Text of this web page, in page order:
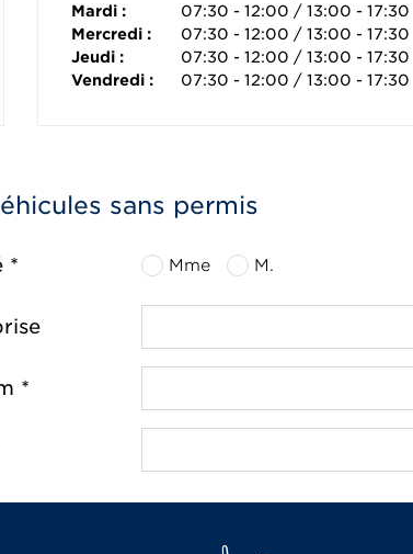
Mardi :
07:30 - 12:00 / 13:00 - 17:30
Mercredi :
07:30 - 12:00 / 13:00 - 17:30
Jeudi :
07:30 - 12:00 / 13:00 - 17:30
Vendredi :
07:30 - 12:00 / 13:00 - 17:30
sans permis
* Mme M.
*